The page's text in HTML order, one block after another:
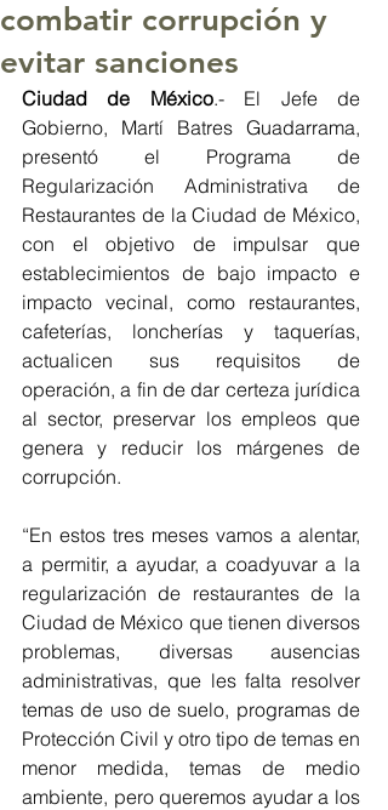
combatir corrupción y
evitar sanciones
Ciudad de México.- El Jefe de
Gobierno, Martí Batres Guadarrama,
presentó el Programa de
Regularización Administrativa de
Restaurantes de la Ciudad de México,
con el objetivo de impulsar que
establecimientos de bajo impacto e
impacto vecinal, como restaurantes,
cafeterías, loncherías y taquerías,
actualicen sus requisitos de
operación, a fin de dar certeza jurídica
al sector, preservar los empleos que
genera y reducir los márgenes de
corrupción.
“En estos tres meses vamos a alentar,
a permitir, a ayudar, a coadyuvar a la
regularización de restaurantes de la
Ciudad de México que tienen diversos
problemas, diversas ausencias
administrativas, que les falta resolver
temas de uso de suelo, programas de
Protección Civil y otro tipo de temas en
menor medida, temas de medio
ambiente, pero queremos ayudar a los